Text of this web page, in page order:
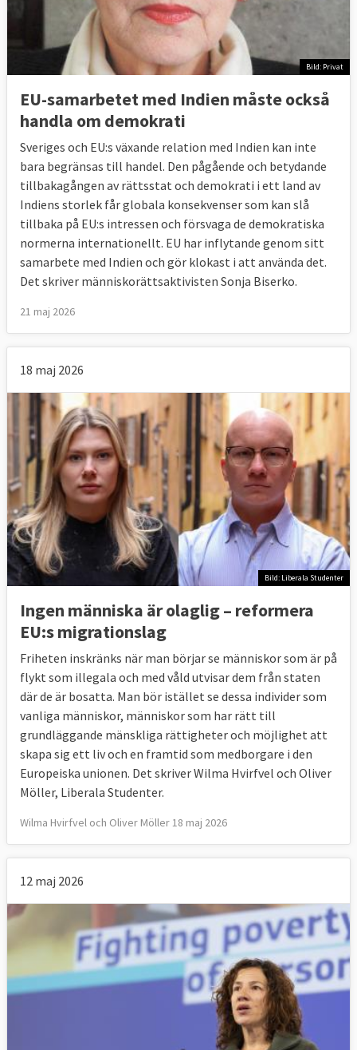
Bild: Privat
EU-samarbetet med Indien måste också
handla om demokrati
Sveriges och EU:s växande relation med Indien kan inte
bara begränsas till handel. Den pågående och betydande
tillbakagången av rättsstat och demokrati i ett land av
Indiens storlek får globala konsekvenser som kan slå
tillbaka på EU:s intressen och försvaga de demokratiska
normerna internationellt. EU har inflytande genom sitt
samarbete med Indien och gör klokast i att använda det.
Det skriver människorättsaktivisten Sonja Biserko.
21 maj 2026
18 maj 2026
Bild: Liberala Studenter
Ingen människa är olaglig – reformera
EU:s migrationslag
Friheten inskränks när man börjar se människor som är på
flykt som illegala och med våld utvisar dem från staten
där de är bosatta. Man bör istället se dessa individer som
vanliga människor, människor som har rätt till
grundläggande mänskliga rättigheter och möjlighet att
skapa sig ett liv och en framtid som medborgare i den
Europeiska unionen. Det skriver Wilma Hvirfvel och Oliver
Möller, Liberala Studenter.
Wilma Hvirfvel och Oliver Möller 18 maj 2026
12 maj 2026